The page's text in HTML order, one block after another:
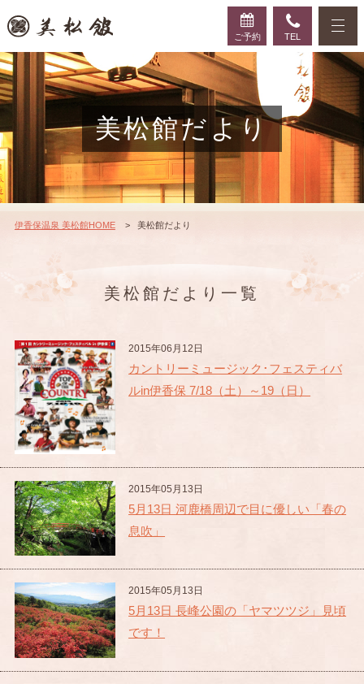
ご予約 TEL
美松館だより
伊香保温泉 美松館HOME 美松館だより
美松館だより一覧
2015年06月12日
カントリーミュージック･フェスティバ
ルin伊香保 7/18（土）～19（日）
2015年05月13日
5月13日 河鹿橋周辺で目に優しい「春の
息吹」
2015年05月13日
5月13日 長峰公園の「ヤマツツジ」見頃
です！